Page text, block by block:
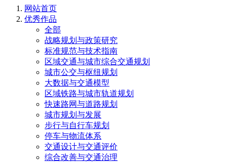
网站首页
优秀作品
全部
战略规划与政策研究
标准规范与技术指南
区域交通与城市综合交通规划
城市公交与枢纽规划
大数据与交通模型
区域铁路与城市轨道规划
快速路网与道路规划
城市规划与发展
步行与自行车规划
停车与物流体系
交通设计与交通评价
综合改善与交通治理